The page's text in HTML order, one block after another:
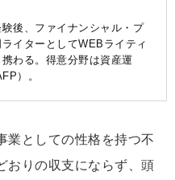
後、ファイナンシャル・プ
イターとしてWEBライティ
わる。得意分野は資産運
）。
業としての性格を持つ不
おりの収支にならず、頭